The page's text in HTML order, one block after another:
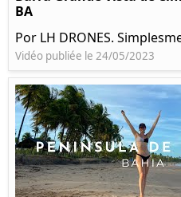
BA
Por LH DRONES.
Vidéo publiée le 24/05/2023